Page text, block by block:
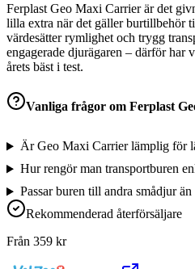
Ferplast Geo Maxi Carrier är det
lilla extra när det gäller burtillbehör
värdesätter rymlighet och trygg
engagerade djurägaren – därför har
årets bäst i test.
Vanliga frågor om Ferplast
Är Geo Maxi Carrier lämplig för
Hur rengör man transportburen
Passar buren till andra smådjur
Rekommenderad återförsäljare
Från 359 kr